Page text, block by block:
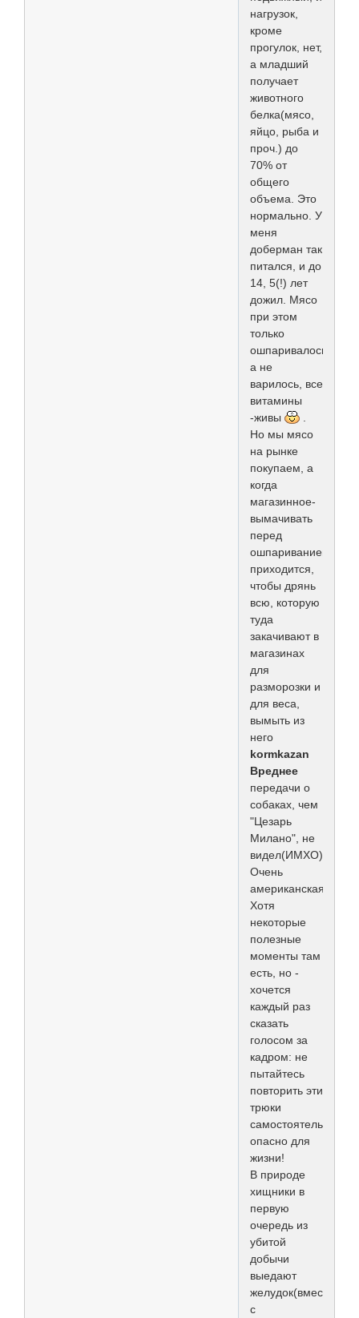
нагрузок,
кроме
прогулок, нет,
а младший
получает
животного
белка(мясо,
яйцо, рыба и
проч.) до
70% от
общего
объема. Это
нормально. У
меня
доберман так
питался, и до
14, 5(!) лет
дожил. Мясо
при этом
только
ошпаривалось,
а не
варилось, все
витамины
-живы
Но мы мясо
на рынке
покупаем, а
когда
магазинное-
вымачивать
перед
ошпариванием
приходится,
чтобы дрянь
всю, которую
туда
закачивают в
магазинах
для
разморозки и
для веса,
вымыть из
него
kormkazan
Вреднее
передачи о
собаках, чем
"Цезарь
Милано", не
видел(ИМХО)!
Очень
американская!
Хотя
некоторые
полезные
моменты там
есть, но -
хочется
каждый раз
сказать
голосом за
кадром: не
пытайтесь
повторить эти
трюки
самостоятельно!
опасно для
жизни!
В природе
хищники в
первую
очередь из
убитой
добычи
выедают
желудок(вместе
с